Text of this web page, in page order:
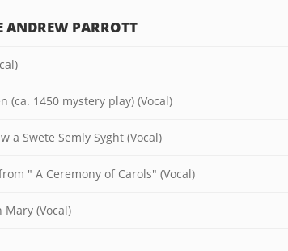
ANDREW PARROTT
(ca. 1450 mystery play) (Vocal)
a Swete Semly Syght (Vocal)
" A Ceremony of Carols" (Vocal)
Mary (Vocal)